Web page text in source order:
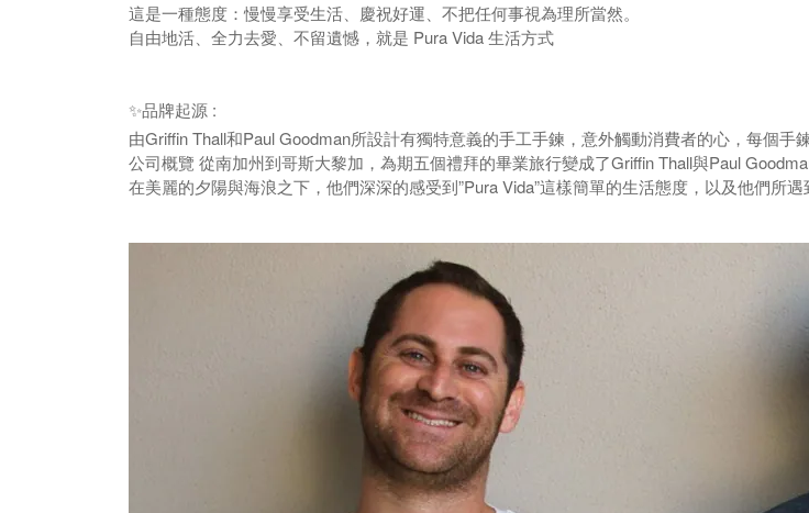
這是一種態度：慢慢享受生活、慶祝好運、不把任何事視為理所當然。
自由地活、全力去愛、不留遺憾，就是 Pura Vida 生活方式
✨品牌起源 :
由Griffin Thall和Paul Goodman所設計有獨特意義的手工手鍊，意外觸動消費者的心，每個手
公司概覽 從南加州到哥斯大黎加，為期五個禮拜的畢業旅行變成了Griffin Thall與Paul
在美麗的夕陽與海浪之下，他們深深的感受到”Pura Vida”這樣簡單的生活態度，以及他們所遇